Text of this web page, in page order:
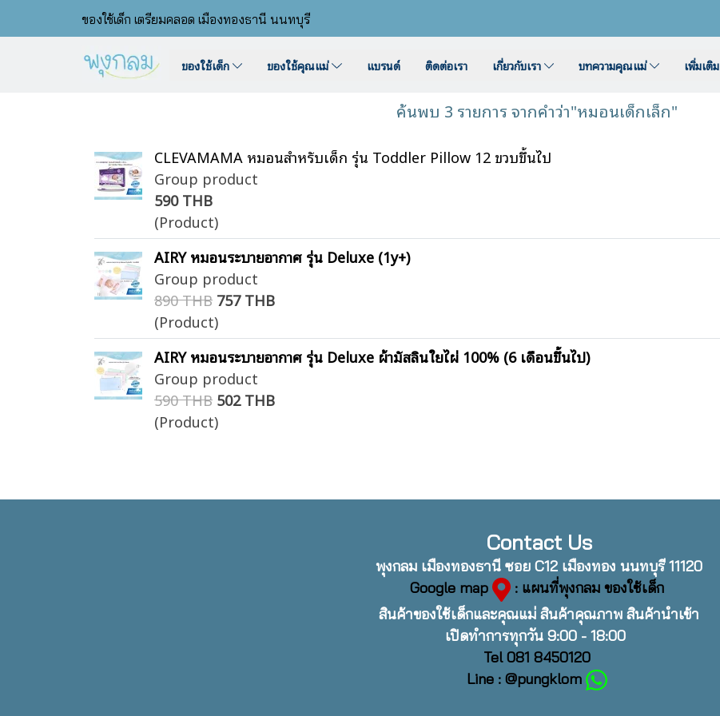
ของใช้เด็ก เตรียมคลอด เมืองทองธานี นนทบุรี
ของใช้เด็ก ของใช้คุณแม่ แบรนด์ ติดต่อเรา เกี่ยวกับเรา บทความคุณแม่ เพิ่มเติม
ค้นพบ 3 รายการ จากคำว่า"หมอนเด็กเล็ก"
CLEVAMAMA หมอนสำหรับเด็ก รุ่น Toddler Pillow 12 ขวบขึ้นไป
Group product
590 THB
(Product)
AIRY หมอนระบายอากาศ รุ่น Deluxe (1y+)
Group product
890 THB 757 THB
(Product)
AIRY หมอนระบายอากาศ รุ่น Deluxe ผ้ามัสลินใยไผ่ 100% (6 เดือนขึ้นไป)
Group product
590 THB 502 THB
(Product)
Contact Us
พุงกลม เมืองทองธานี ซอย C12 เมืองทอง นนทบุรี 11120
Google map
: แผนที่พุงกลม ของใช้เด็ก
สินค้าของใช้เด็กและคุณแม่ สินค้าคุณภาพ สินค้านำเข้า
เปิดทำการทุกวัน 9:00 - 18:00
Tel 081 8450120
Line : @pungklom